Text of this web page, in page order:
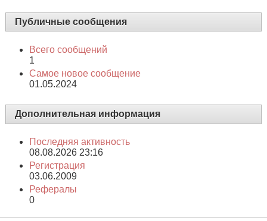
Публичные сообщения
Всего сообщений
1
Самое новое сообщение
01.05.2024
Дополнительная информация
Последняя активность
08.08.2026 23:16
Регистрация
03.06.2009
Рефералы
0